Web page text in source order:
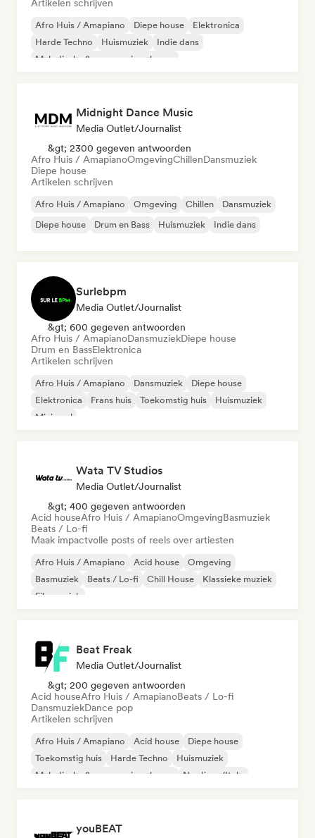
Artikelen schrijven
Afro Huis / Amapiano Diepe house
Elektronica
Harde Techno
Huismuziek
Indie dans
Melodische & progressieve house
Midnight Dance Music
Media Outlet/Journalist
&gt; 2300 gegeven antwoorden
Afro Huis / AmapianoOmgevingChillenDansmuziek
Diepe house
Artikelen schrijven
Afro Huis / Amapiano Omgeving Chillen
Dansmuziek
Diepe house
Drum en Bass Huismuziek Indie dans
Surlebpm
Media Outlet/Journalist
&gt; 600 gegeven antwoorden
Afro Huis / AmapianoDansmuziekDiepe house
Drum en BassElektronica
Artikelen schrijven
Afro Huis / Amapiano Dansmuziek
Diepe house
Elektronica
Frans huis Toekomstig huis
Huismuziek
Minimaal
Wata TV Studios
Media Outlet/Journalist
&gt; 400 gegeven antwoorden
Acid houseAfro Huis / AmapianoOmgevingBasmuziek
Beats / Lo-fi
Maak impactvolle posts of reels over artiesten
Afro Huis / Amapiano Acid house
Omgeving
Basmuziek
Beats / Lo-fi Chill House
Klassieke muziek
Filmmuziek
Beat Freak
Media Outlet/Journalist
&gt; 200 gegeven antwoorden
Acid houseAfro Huis / AmapianoBeats / Lo-fi
DansmuziekDance pop
Artikelen schrijven
Afro Huis / Amapiano Acid house
Diepe house
Toekomstig huis
Harde Techno
Huismuziek
Melodische & progressieve house
Nu-disco/Italo
youBEAT